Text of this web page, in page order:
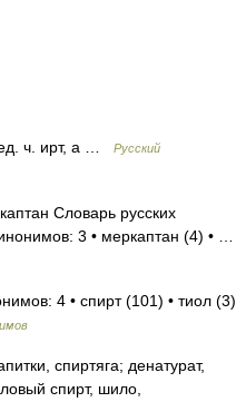
ч. ирт, а …
Русский
Словарь русских
3 • меркаптан (4) • …
4 • спирт (101) • тиол (3)
спиртяга; денатурат,
спирт, шило,